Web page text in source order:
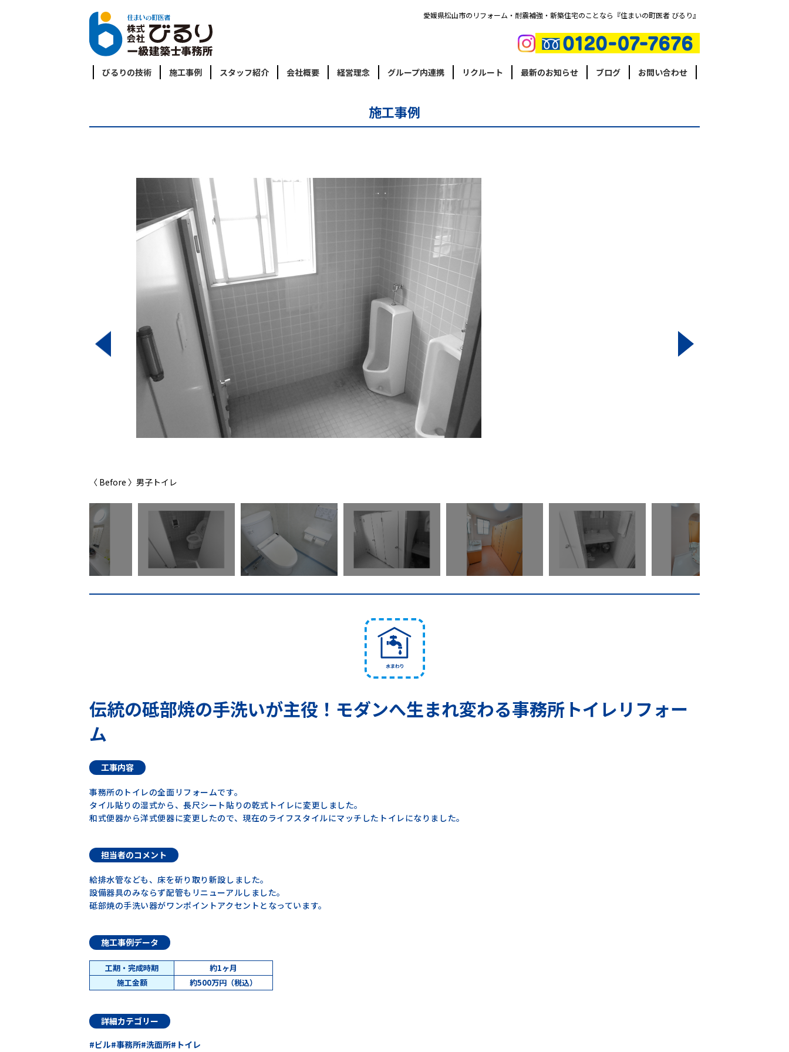
愛媛県松山市のリフォーム・耐震補強・新築住宅のことなら『住まいの町医者 びるり』
びるりの技術 施工事例 スタッフ紹介 会社概要 経営理念 グループ内連携 リクルート 最新のお知らせ ブログ お問い合わせ
施工事例
〈 Before 〉男子トイレ
伝統の砥部焼の手洗いが主役！モダンへ生まれ変わる事務所トイレリフォー
ム
工事内容
事務所のトイレの全面リフォームです。
タイル貼りの湿式から、長尺シート貼りの乾式トイレに変更しました。
和式便器から洋式便器に変更したので、現在のライフスタイルにマッチしたトイレになりました。
担当者のコメント
給排水管なども、床を斫り取り新設しました。
設備器具のみならず配管もリニューアルしました。
砥部焼の手洗い器がワンポイントアクセントとなっています。
施工事例データ
工期・完成時期
約1ヶ月
施工金額
約500万円（税込）
詳細カテゴリー
ビル 事務所 洗面所 トイレ